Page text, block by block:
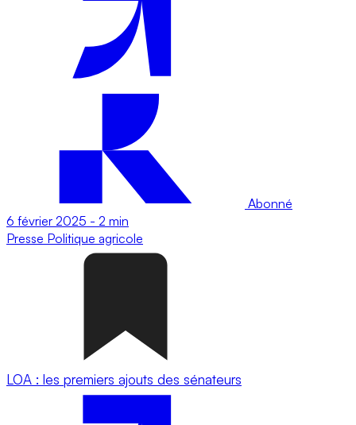
Abonné
6 février 2025 - 2 min
Presse Politique agricole
LOA : les premiers ajouts des sénateurs